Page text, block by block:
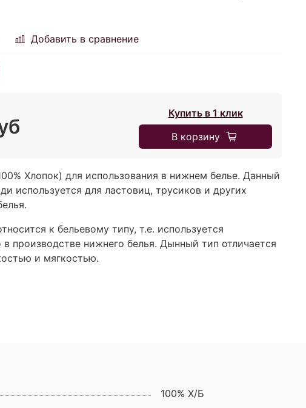
Добавить в сравнение
Купить в 1 клик
В корзину
Хлопок) для использования в нижнем белье. Данный
используется для ластовиц, трусиков и других
к бельевому типу, т.е. используется
в производстве нижнего белья. Дынный тип отличается
и мягкостью.
100% Х/Б